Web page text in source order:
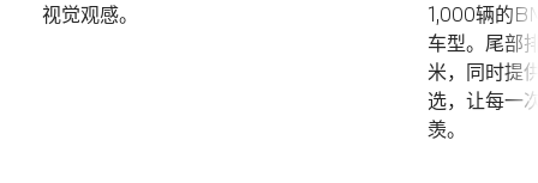
视觉观感。
1,000辆的
车型。尾部
米，同时提
选，让每一
羡。